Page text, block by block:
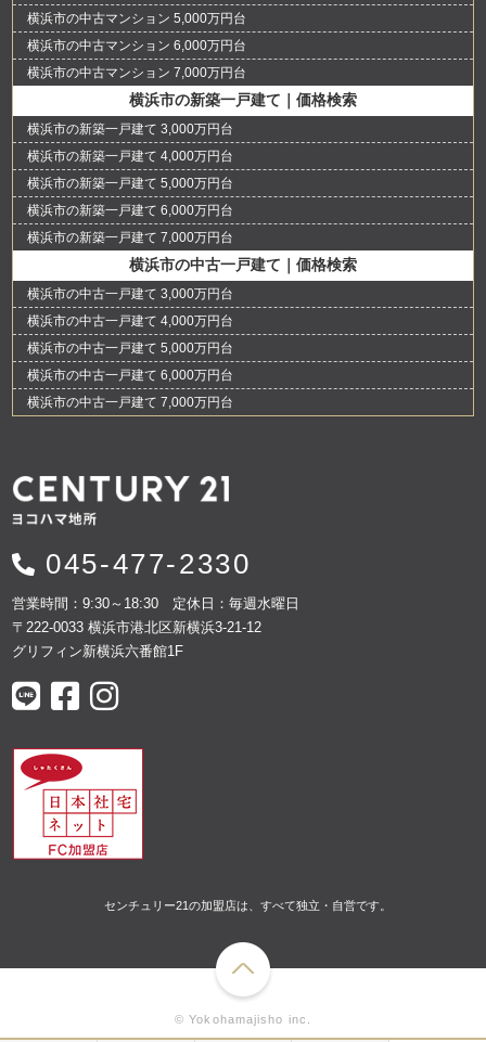
横浜市の中古マンション 5,000万円台
横浜市の中古マンション 6,000万円台
横浜市の中古マンション 7,000万円台
横浜市の新築一戸建て｜価格検索
横浜市の新築一戸建て 3,000万円台
横浜市の新築一戸建て 4,000万円台
横浜市の新築一戸建て 5,000万円台
横浜市の新築一戸建て 6,000万円台
横浜市の新築一戸建て 7,000万円台
横浜市の中古一戸建て｜価格検索
横浜市の中古一戸建て 3,000万円台
横浜市の中古一戸建て 4,000万円台
横浜市の中古一戸建て 5,000万円台
横浜市の中古一戸建て 6,000万円台
横浜市の中古一戸建て 7,000万円台
045-477-2330
営業時間：9:30～18:30 定休日：毎週水曜日
〒222-0033 横浜市港北区新横浜3-21-12
グリフィン新横浜六番館1F
センチュリー21の加盟店は、すべて独立・自営です。
© Yokohamajisho inc.